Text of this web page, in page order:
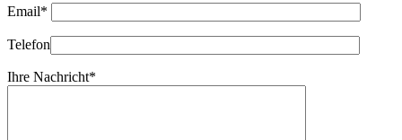
Email*
Telefon
Ihre Nachricht*